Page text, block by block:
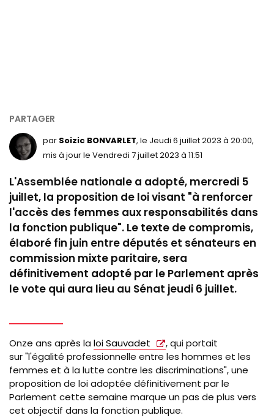
par Soizic BONVARLET, le Jeudi 6 juillet 2023 à 20:00,
mis à jour le Vendredi 7 juillet 2023 à 11:51
L'Assemblée nationale a adopté, mercredi 5
juillet, la proposition de loi visant "à renforcer
l'accès des femmes aux responsabilités dans
la fonction publique". Le texte de compromis,
élaboré fin juin entre députés et sénateurs en
commission mixte paritaire, sera
définitivement adopté par le Parlement après
le vote qui aura lieu au Sénat jeudi 6 juillet.
Onze ans après la loi Sauvadet
, qui portait
sur"l'égalité professionnelle entre les hommes et les
femmes et à la lutte contre les discriminations", une
proposition de loi adoptée définitivement par le
Parlement cette semaine marque un pas de plus vers
cet objectif dans la fonction publique.